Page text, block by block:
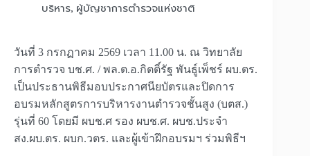
บริหาร, ผู้บัญชาการตำรวจแห่งชาติ
วันที่ 3 กรกฏาคม 2569 เวลา 11.00 น. ณ วิทยาลัย
การตำรวจ บช.ศ. / พล.ต.อ.กิตติ์รัฐ พันธู์เพ็ชร์ ผบ.ตร.
เป็นประธานพิธีมอบประกาศนียบัตรและปิดการ
อบรมหลักสูตรการบริหารงานตำรวจชั้นสูง (บตส.)
รุ่นที่ 60 โดยมี ผบช.ศ รอง ผบช.ศ. ผบช.ประจำ
สง.ผบ.ตร. ผบก.วตร. และผู้เข้าฝึกอบรมฯ ร่วมพิธีฯ